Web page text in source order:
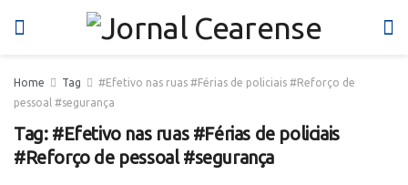
Home Tag
#Efetivo nas ruas #Férias de policiais #Reforço de
pessoal #segurança
Tag: #Efetivo nas ruas #Férias de policiais
#Reforço de pessoal #segurança